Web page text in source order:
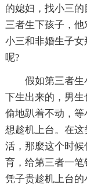
的媳妇，找小三
三者生下孩子，
小三和非婚生子
呢?
假如第三者
下生出来的，男
偷地趴着不动，
想趁机上台。在
活，那麼这个时
育，给第三者一
凭子贵趁机上台的